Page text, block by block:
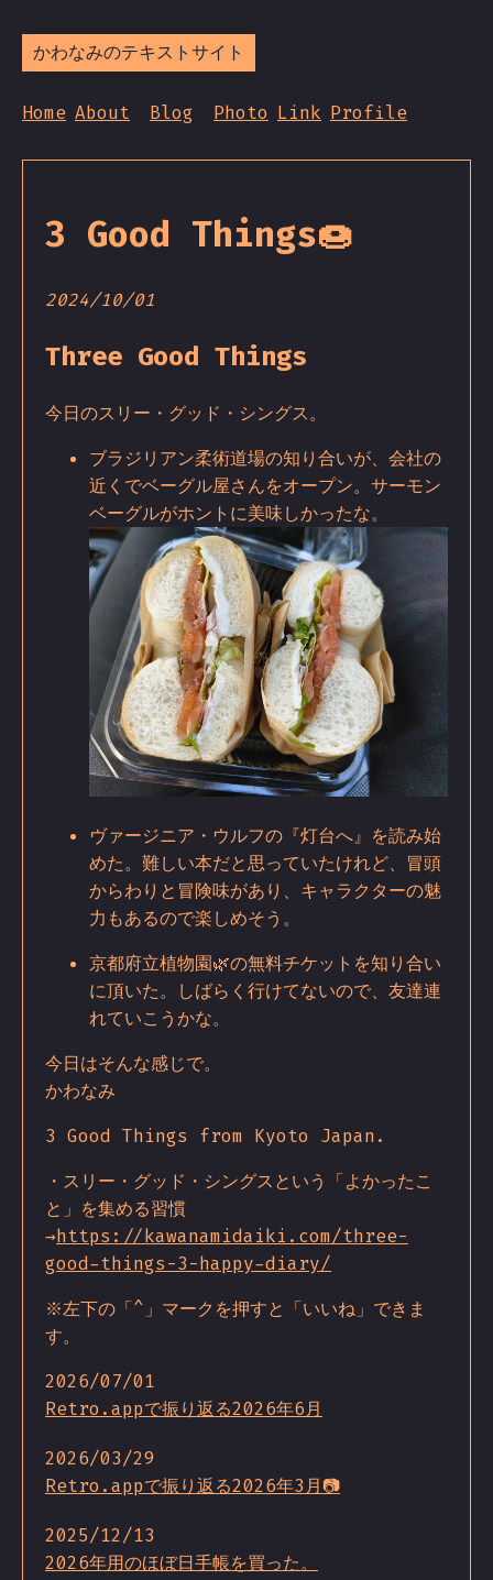
かわなみのテキストサイト
Home About Blog Photo Link Profile
3 Good Things🍩
2024/10/01
Three Good Things
今日のスリー・グッド・シングス。
ブラジリアン柔術道場の知り合いが、会社の
近くでベーグル屋さんをオープン。サーモン
ベーグルがホントに美味しかったな。
ヴァージニア・ウルフの『灯台へ』を読み始
めた。難しい本だと思っていたけれど、冒頭
からわりと冒険味があり、キャラクターの魅
力もあるので楽しめそう。
京都府立植物園🌿の無料チケットを知り合い
に頂いた。しばらく行けてないので、友達連
れていこうかな。
今日はそんな感じで。
かわなみ
3 Good Things from Kyoto Japan.
・スリー・グッド・シングスという「よかったこ
と」を集める習慣
→https://kawanamidaiki.com/three-
good-things-3-happy-diary/
※左下の「^」マークを押すと「いいね」できま
す。
2026/07/01
Retro.appで振り返る2026年6月
2026/03/29
Retro.appで振り返る2026年3月📷
2025/12/13
2026年用のほぼ日手帳を買った。